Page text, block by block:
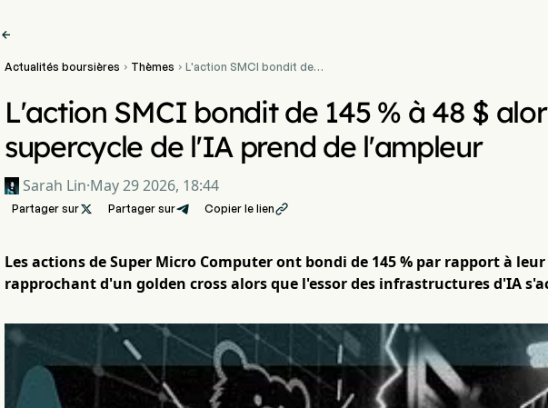

Actualités boursières  Thèmes  L'action SMCI bondit de
l'ampleur
L'action SMCI bondit de 145 % à 48 $
supercycle de l'IA prend de l'ampleur
Sarah Lin·May 29 2026, 18:44
Partager sur Partager sur Copier le lien
Les actions de Super Micro Computer ont bondi de 145 % par rapport à leur
rapprochant d'un golden cross alors que l'essor des infrastructures d'IA